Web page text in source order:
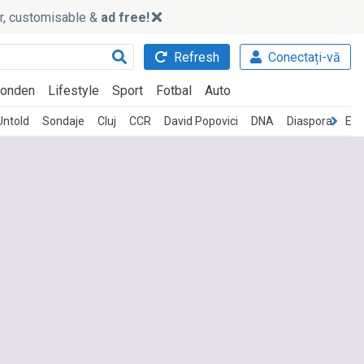
customisable & ad free!
Refresh Conectați-vă
Lifestyle Sport Fotbal Auto
Sondaje Cluj CCR David Popovici DNA Diaspora